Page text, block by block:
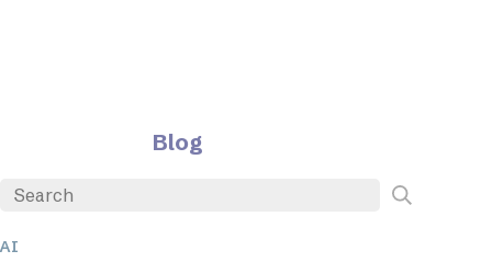
Blog
AI